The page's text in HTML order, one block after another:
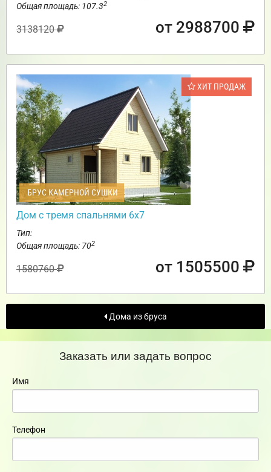
Общая площадь: 107.32
3138120 от 2988700
ХИТ ПРОДАЖ
БРУС КАМЕРНОЙ СУШКИ
Дом с тремя спальнями 6х7
Тип:
Общая площадь: 702
1580760 от 1505500
Дома из бруса
Заказать или задать вопрос
Имя
Телефон